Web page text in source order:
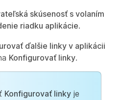
skúsenosť s volaním
riadku aplikácie.
ďalšie linky v aplikácii
Konfigurovať linky.
Konfigurovať linky je